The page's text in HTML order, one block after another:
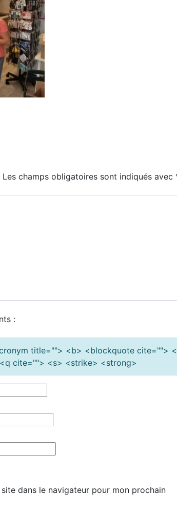
Les champs obligatoires sont indiqués avec
:
title=""> <b> <blockquote cite="">
cite=""> <s> <strike> <strong>
dans le navigateur pour mon prochain